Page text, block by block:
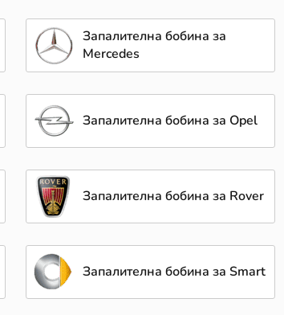
Запалителна бобина за
Mercedes
Запалителна бобина за Opel
Запалителна бобина за Rover
Запалителна бобина за Smart